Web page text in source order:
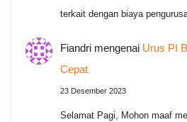
terkait dengan biaya
Fiandrimengenai Urus PI
Cepat
23 Desember 2023
Selamat Pagi, Mohon maaf